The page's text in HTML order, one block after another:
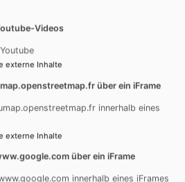
- Mai 2024-1
Videos
externe Inhalte
über ein iFrame
innerhalb eines
externe Inhalte
über ein iFrame
innerhalb eines iFrames